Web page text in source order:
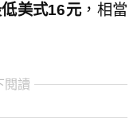
美式16元，相當
閱讀